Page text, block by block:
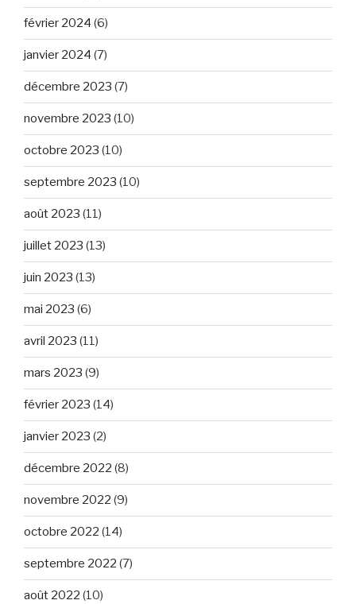
février 2024 (6)
janvier 2024 (7)
décembre 2023 (7)
novembre 2023 (10)
octobre 2023 (10)
septembre 2023 (10)
août 2023 (11)
juillet 2023 (13)
juin 2023 (13)
mai 2023 (6)
avril 2023 (11)
mars 2023 (9)
février 2023 (14)
janvier 2023 (2)
décembre 2022 (8)
novembre 2022 (9)
octobre 2022 (14)
septembre 2022 (7)
août 2022 (10)